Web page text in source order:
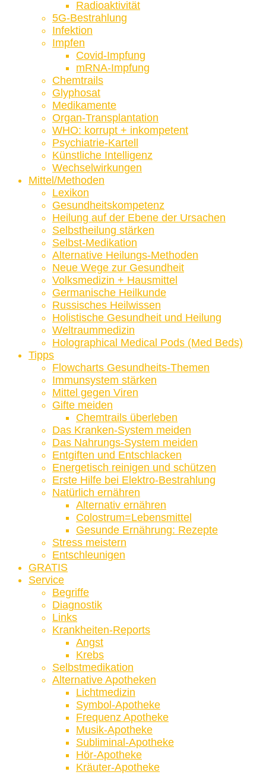
Radioaktivität
5G-Bestrahlung
Infektion
Impfen
Covid-Impfung
mRNA-Impfung
Chemtrails
Glyphosat
Medikamente
Organ-Transplantation
WHO: korrupt + inkompetent
Psychiatrie-Kartell
Künstliche Intelligenz
Wechselwirkungen
Mittel/Methoden
Lexikon
Gesundheitskompetenz
Heilung auf der Ebene der Ursachen
Selbstheilung stärken
Selbst-Medikation
Alternative Heilungs-Methoden
Neue Wege zur Gesundheit
Volksmedizin + Hausmittel
Germanische Heilkunde
Russisches Heilwissen
Holistische Gesundheit und Heilung
Weltraummedizin
Holographical Medical Pods (Med Beds)
Tipps
Flowcharts Gesundheits-Themen
Immunsystem stärken
Mittel gegen Viren
Gifte meiden
Chemtrails überleben
Das Kranken-System meiden
Das Nahrungs-System meiden
Entgiften und Entschlacken
Energetisch reinigen und schützen
Erste Hilfe bei Elektro-Bestrahlung
Natürlich ernähren
Alternativ ernähren
Colostrum=Lebensmittel
Gesunde Ernährung: Rezepte
Stress meistern
Entschleunigen
GRATIS
Service
Begriffe
Diagnostik
Links
Krankheiten-Reports
Angst
Krebs
Selbstmedikation
Alternative Apotheken
Lichtmedizin
Symbol-Apotheke
Frequenz Apotheke
Musik-Apotheke
Subliminal-Apotheke
Hör-Apotheke
Kräuter-Apotheke